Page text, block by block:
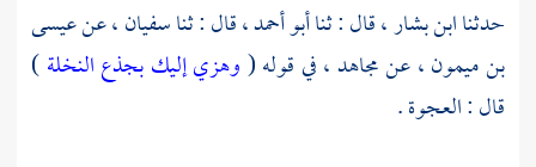
حدثناابن بشار ،قال : ثناأبو أحمد ،قال : ثناسفيان ،عنعيسى
بن ميمون ،عنمجاهد ،في قوله (وهزي إليك بجذع النخلة)
قال : العجوة .